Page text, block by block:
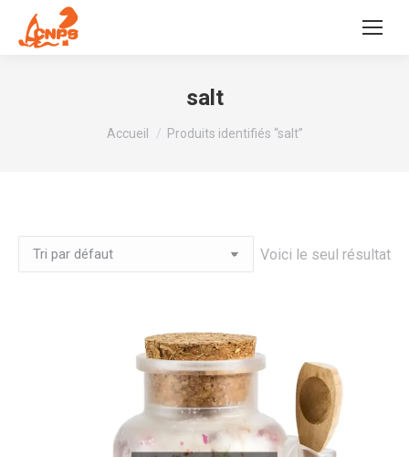
salt
Vous êtes ici :
Accueil Produits identifiés “salt”
Voici le seul résultat